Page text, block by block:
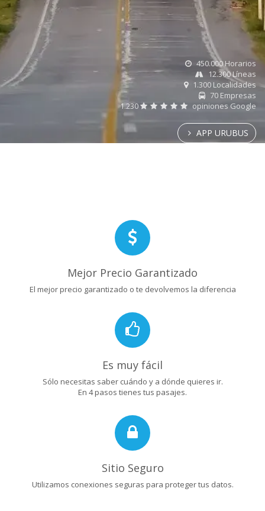
450.000 Horarios
12.300 Líneas
1.300 Localidades
70 Empresas
1.230
opiniones Google
APP URUBUS
Mejor Precio Garantizado
El mejor precio garantizado o te devolvemos la diferencia
Es muy fácil
Sólo necesitas saber cuándo y a dónde quieres ir.
En 4 pasos tienes tus pasajes.
Sitio Seguro
Utilizamos conexiones seguras para proteger tus datos.